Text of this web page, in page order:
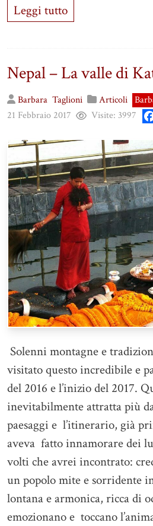
Leggi tutto
Nepal – La valle di
Barbara Taglioni Articoli
21 Febbraio 2017
Visite: 3997
Solenni montagne e
visitato questo incredibile e
del 2016 e l’inizio del 2017.
inevitabilmente attratta più
paesaggi e l’itinerario, già
aveva fatto innamorare dei
volti che avrei incontrato:
un popolo mite e sorridente
lontana e armonica, ricca di
emozionano e toccano